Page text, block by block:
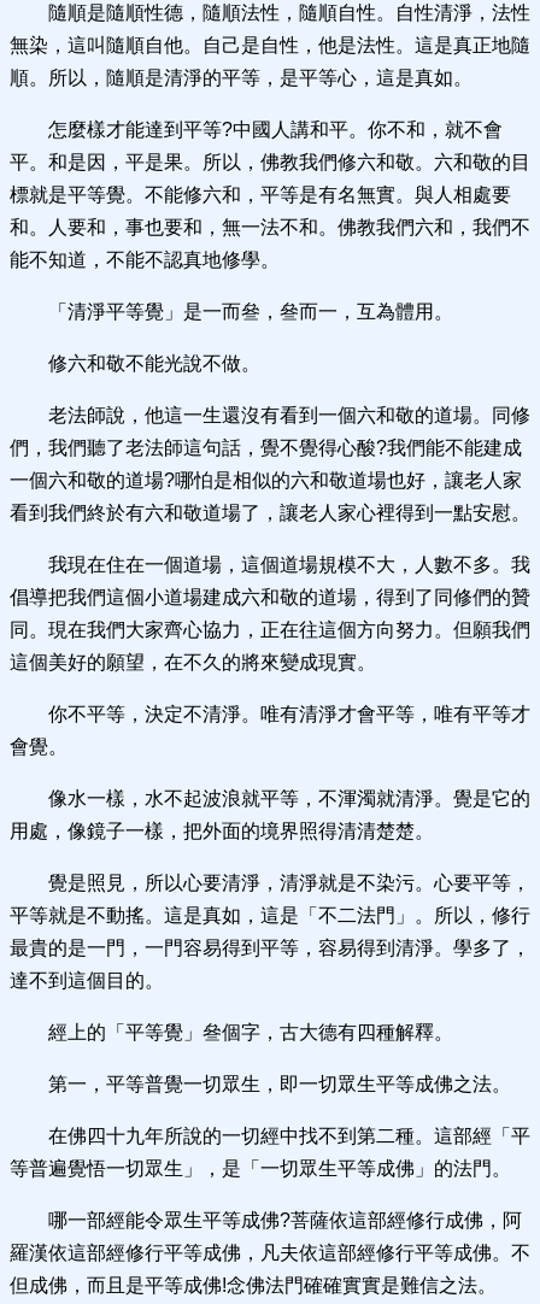
隨順是隨順性德，隨順法性，隨順自性。自性清淨，法性
無染，這叫隨順自他。自己是自性，他是法性。這是真正地隨
順。所以，隨順是清淨的平等，是平等心，這是真如。
怎麼樣才能達到平等?中國人講和平。你不和，就不會
平。和是因，平是果。所以，佛教我們修六和敬。六和敬的目
標就是平等覺。不能修六和，平等是有名無實。與人相處要
和。人要和，事也要和，無一法不和。佛教我們六和，我們不
能不知道，不能不認真地修學。
「清淨平等覺」是一而叄，叄而一，互為體用。
修六和敬不能光說不做。
老法師說，他這一生還沒有看到一個六和敬的道場。同修
們，我們聽了老法師這句話，覺不覺得心酸?我們能不能建成
一個六和敬的道場?哪怕是相似的六和敬道場也好，讓老人家
看到我們終於有六和敬道場了，讓老人家心裡得到一點安慰。
我現在住在一個道場，這個道場規模不大，人數不多。我
倡導把我們這個小道場建成六和敬的道場，得到了同修們的贊
同。現在我們大家齊心協力，正在往這個方向努力。但願我們
這個美好的願望，在不久的將來變成現實。
你不平等，決定不清淨。唯有清淨才會平等，唯有平等才
會覺。
像水一樣，水不起波浪就平等，不渾濁就清淨。覺是它的
用處，像鏡子一樣，把外面的境界照得清清楚楚。
覺是照見，所以心要清淨，清淨就是不染污。心要平等，
平等就是不動搖。這是真如，這是「不二法門」。所以，修行
最貴的是一門，一門容易得到平等，容易得到清淨。學多了，
達不到這個目的。
經上的「平等覺」叄個字，古大德有四種解釋。
第一，平等普覺一切眾生，即一切眾生平等成佛之法。
在佛四十九年所說的一切經中找不到第二種。這部經「平
等普遍覺悟一切眾生」，是「一切眾生平等成佛」的法門。
哪一部經能令眾生平等成佛?菩薩依這部經修行成佛，阿
羅漢依這部經修行平等成佛，凡夫依這部經修行平等成佛。不
但成佛，而且是平等成佛!念佛法門確確實實是難信之法。